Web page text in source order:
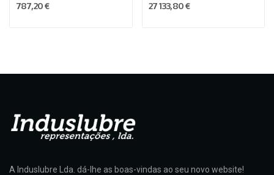
787,20 € 27 133,80 €
A Induslubre Lda. dá-lhe as boas-vindas ao seu novo website!